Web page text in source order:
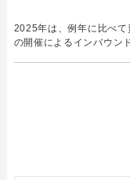
2025年は、例年に比べ
の開催によるインバウン
況、資金調達への影響と